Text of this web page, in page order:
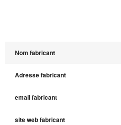
Nom fabricant
Adresse fabricant
email fabricant
site web fabricant